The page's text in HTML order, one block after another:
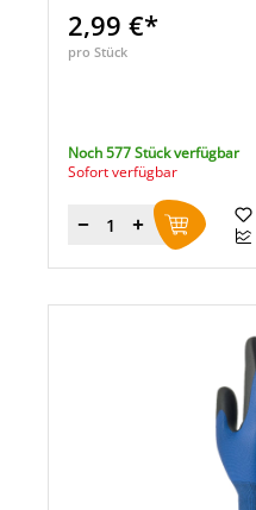
2,99 €*
pro Stück
Noch 577 Stück verfügbar
Sofort verfügbar
Menge